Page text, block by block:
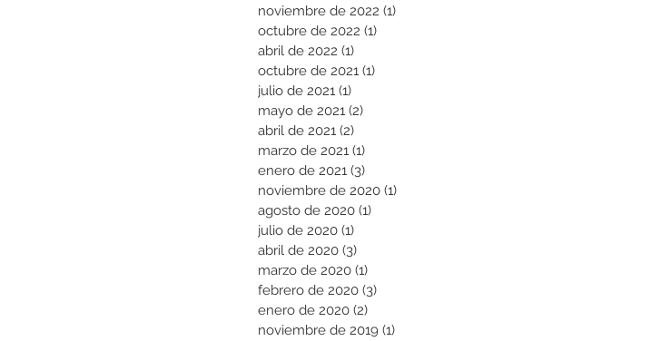
noviembre de 2022 (1)
octubre de 2022 (1)
abril de 2022 (1)
octubre de 2021 (1)
julio de 2021 (1)
mayo de 2021 (2)
abril de 2021 (2)
marzo de 2021 (1)
enero de 2021 (3)
noviembre de 2020 (1)
agosto de 2020 (1)
julio de 2020 (1)
abril de 2020 (3)
marzo de 2020 (1)
febrero de 2020 (3)
enero de 2020 (2)
noviembre de 2019 (1)